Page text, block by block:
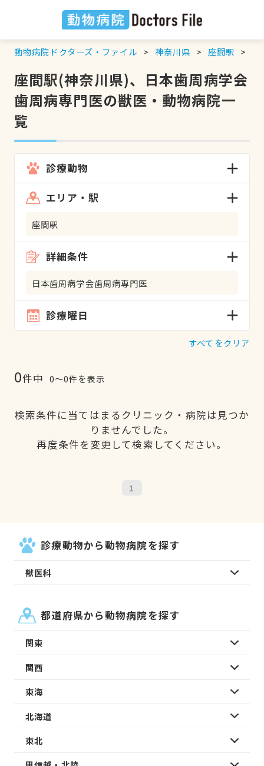
動物病院ドクターズ・ファイル 神奈川県 座間駅
座間駅(神奈川県)、日本歯周病学会
歯周病専門医の獣医・動物病院一
覧
診療動物
エリア・駅
座間駅
詳細条件
日本歯周病学会歯周病専門医
診療曜日
すべてをクリア
0件中 0〜0件を表示
検索条件に当てはまるクリニック・病院は見つか
りませんでした。
再度条件を変更して検索してください。
1
診療動物から動物病院を探す
獣医科
都道府県から動物病院を探す
関東
関西
東海
北海道
東北